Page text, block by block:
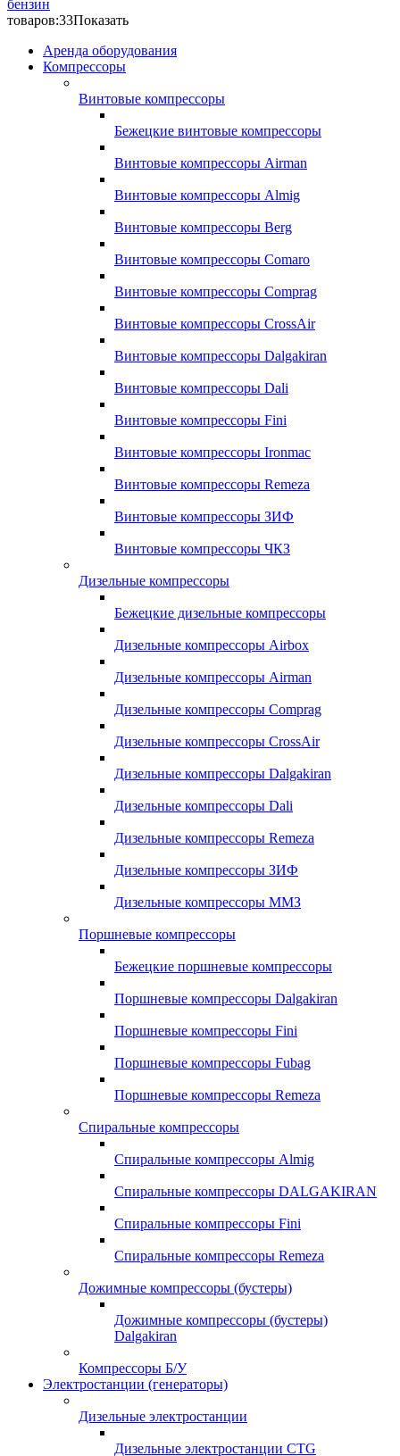
бензин
товаров:33Показать
Аренда оборудования
Компрессоры
Винтовые компрессоры
Бежецкие винтовые компрессоры
Винтовые компрессоры Airman
Винтовые компрессоры Almig
Винтовые компрессоры Berg
Винтовые компрессоры Comaro
Винтовые компрессоры Comprag
Винтовые компрессоры CrossAir
Винтовые компрессоры Dalgakiran
Винтовые компрессоры Dali
Винтовые компрессоры Fini
Винтовые компрессоры Ironmac
Винтовые компрессоры Remeza
Винтовые компрессоры ЗИФ
Винтовые компрессоры ЧКЗ
Дизельные компрессоры
Бежецкие дизельные компрессоры
Дизельные компрессоры Airbox
Дизельные компрессоры Airman
Дизельные компрессоры Comprag
Дизельные компрессоры CrossAir
Дизельные компрессоры Dalgakiran
Дизельные компрессоры Dali
Дизельные компрессоры Remeza
Дизельные компрессоры ЗИФ
Дизельные компрессоры ММЗ
Поршневые компрессоры
Бежецкие поршневые компрессоры
Поршневые компрессоры Dalgakiran
Поршневые компрессоры Fini
Поршневые компрессоры Fubag
Поршневые компрессоры Remeza
Спиральные компрессоры
Спиральные компрессоры Almig
Спиральные компрессоры DALGAKIRAN
Спиральные компрессоры Fini
Спиральные компрессоры Remeza
Дожимные компрессоры (бустеры)
Дожимные компрессоры (бустеры)
Dalgakiran
Компрессоры Б/У
Электростанции (генераторы)
Дизельные электростанции
Дизельные электростанции CTG